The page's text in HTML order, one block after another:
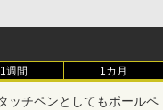
1週間 1カ月
ッチペンとしてもボールペ